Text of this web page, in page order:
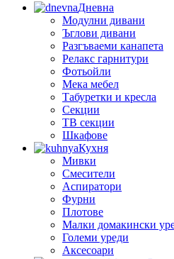
Дневна
Модулни дивани
Ъглови дивани
Разгъваеми канапета
Релакс гарнитури
Фотьойли
Мека мебел
Табуретки и кресла
Секции
ТВ секции
Шкафове
Кухня
Мивки
Смесители
Аспиратори
Фурни
Плотове
Малки домакински
Големи уреди
Аксесоари